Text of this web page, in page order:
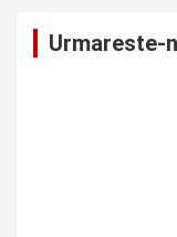
Urmareste-